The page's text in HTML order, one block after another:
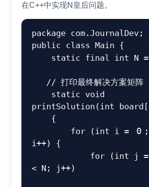
在C++中实现N皇后问题。
package com . JournalDev ;
public class Main {
static final int N =
// 打印最终解决方案矩阵
static void
printSolution (int board [
{
for
(int i = 0 ;
i++)
{
for
(int j =
< N ; j++)